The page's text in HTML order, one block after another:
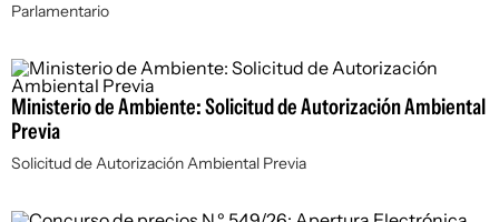
Parlamentario
Ministerio de Ambiente: Solicitud de Autorización Ambiental
Previa
Solicitud de Autorización Ambiental Previa